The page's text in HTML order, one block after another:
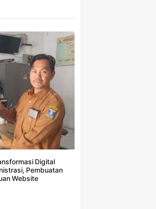
Digital
Pembuatan
Website